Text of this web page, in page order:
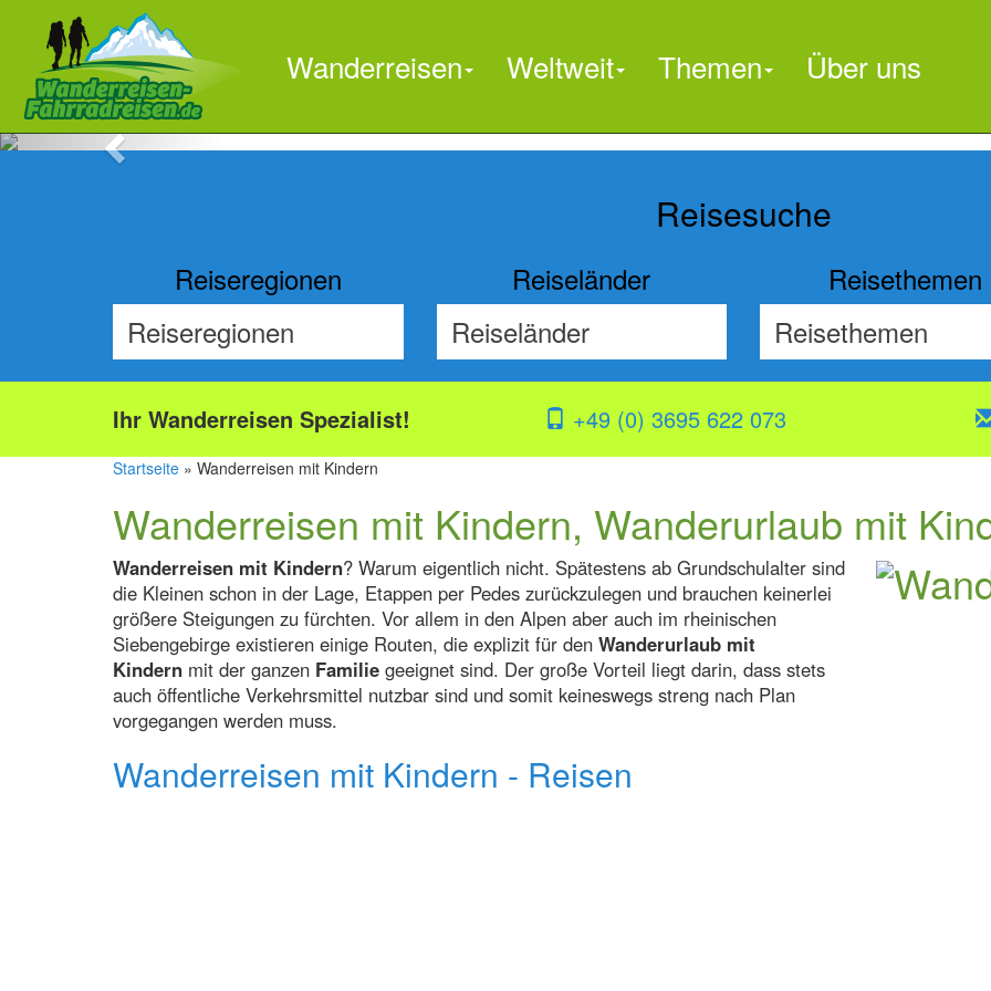

Previous
Wanderreisen Weltweit Themen Über uns
Reisesuche
Reiseregionen Reiseländer Reisethemen
Ihr Wanderreisen Spezialist! +49 (0) 3695 622 073
Startseite » Wanderreisen mit Kindern
Wanderreisen mit Kindern, Wanderurlaub mit
Wanderreisen mit Kindern? Warum eigentlich nicht. Spätestens ab Grundschulalter sind
die Kleinen schon in der Lage, Etappen per Pedes zurückzulegen und brauchen keinerlei
größere Steigungen zu fürchten. Vor allem in den Alpen aber auch im rheinischen
Siebengebirge existieren einige Routen, die explizit für den Wanderurlaub mit
Kindern mit der ganzen Familie geeignet sind. Der große Vorteil liegt darin, dass stets
auch öffentliche Verkehrsmittel nutzbar sind und somit keineswegs streng nach Plan
vorgegangen werden muss.
Wanderreisen mit Kindern - Reisen